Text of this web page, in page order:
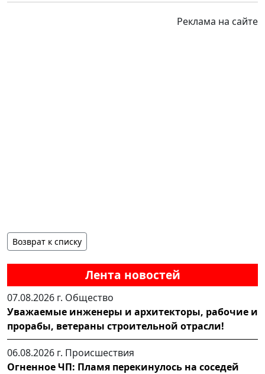
Лента новостей
07.08.2026 г. Общество
Уважаемые инженеры и архитекторы, рабочие и
прорабы, ветераны строительной отрасли!
06.08.2026 г. Происшествия
Огненное ЧП: Пламя перекинулось на соседей
Реклама на сайте
Возврат к списку